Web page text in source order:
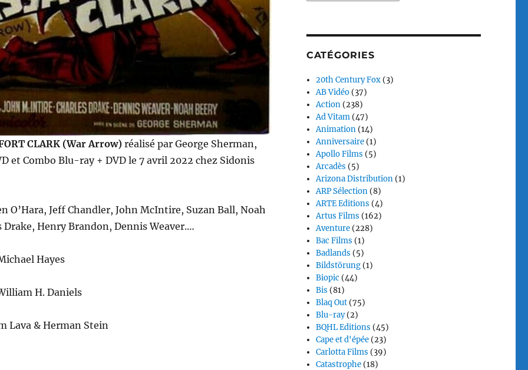
CLARK (War Arrow) réalisé par George Sherman,
et Combo Blu-ray + DVD le 7 avril 2022 chez Sidonis
O’Hara, Jeff Chandler, John McIntire, Suzan Ball, Noah
Drake, Henry Brandon, Dennis Weaver.…
Hayes
H. Daniels
Lava & Herman Stein
CATÉGORIES
20th Century Fox (3)
AB Vidéo (37)
Action (238)
Ad Vitam (47)
Animation (14)
Anniversaire (1)
Apollo Films (5)
Arcadès (5)
Arizona Distribution (1)
ARP Sélection (8)
ARTE Editions (4)
Artus Films (162)
Aventure (228)
Bac Films (1)
Badlands (5)
Bildstörung (1)
Biopic (44)
Bis (81)
Blaq Out (75)
Blu-ray(2)
BQHL Editions (45)
Cape et d'épée (23)
Carlotta Films (39)
Catastrophe (18)